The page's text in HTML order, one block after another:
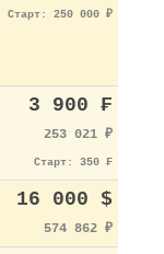
Старт: 250 000 ₽
3 900 ₣
253 021 ₽
Старт: 350 ₣
16 000 $
574 862 ₽